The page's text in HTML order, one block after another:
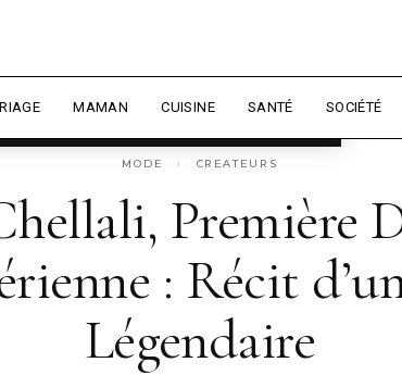
et mesurer l'audience.
MAMAN CUISINE SANTÉ SOCIÉTÉ
MODE › CREATEURS
Première
: Récit
Légendaire